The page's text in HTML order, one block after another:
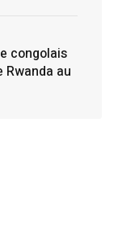
congolais
Rwanda au